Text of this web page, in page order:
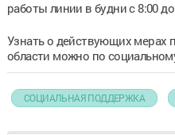
работы линии в будни с 8:00
Узнать о действующих мерах
области можно по
СОЦИАЛЬНАЯ ПОДДЕРЖКА